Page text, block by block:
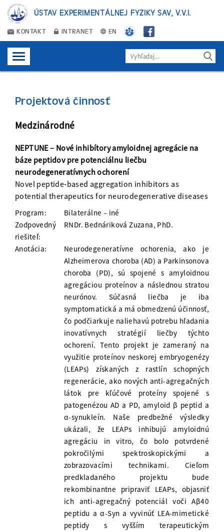
ÚSTAV EXPERIMENTÁLNEJ FYZIKY SAV, V.V.I.
KONTAKT INTRANET EN
Projektová činnosť
Medzinárodné
NEPTUNE – Nové inhibítory amyloidnej agregácie na
báze peptidov pre potenciálnu liečbu
neurodegeneratívnych ochorení
Novel peptide‐based aggregation inhibitors as
potential therapeutics for neurodegenerative diseases
Program:
Bilaterálne – iné
Zodpovedný
riešiteľ:
RNDr. Bednáriková Zuzana, PhD.
Anotácia:
Neurodegeneratívne ochorenia, ako je
Alzheimerova choroba (AD) a Parkinsonova
choroba (PD), sú spojené s amyloidnou
agregáciou proteínov a následnou stratou
neurónov. Súčasná liečba je iba
symptomatická a má obmedzenú účinnosť,
čo podčiarkuje naliehavú potrebu hľadania
inovatívnych stratégií liečby týchto
ochorení. Tento projekt je zameraný na
využitie proteínov neskorej embryogenézy
(LEAPs) získaných z rastlín schopných
regenerácie, ako nových anti-agregačných
látok pre kľúčové proteíny spojené s
patogenézou AD a PD, amyloid β peptid a
α-synukleín. Naše predbežné výsledky
ukázali, že LEAPs inhibujú amyloidnú
agregáciu in vitro, čo bolo potvrdené
pokročilými spektroskopickými a
zobrazovacími technikami. Cieľom
predkladaného projektu bude
rekombinantne pripraviť LEAPs, objasniť
ich anti-agregačný potenciál voči Aβ40
peptidu a α-Syn a vyvinúť LEA-mimetické
peptidy s vyšším terapeutickým